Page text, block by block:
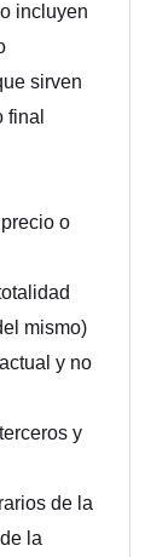
incluyen
sirven
final
o
mismo)
y no
y
de la
la